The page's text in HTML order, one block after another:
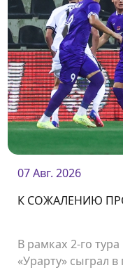
07 Авг. 2026
К СОЖАЛЕНИЮ
В рамках 2-го
«Урарту» сыграл